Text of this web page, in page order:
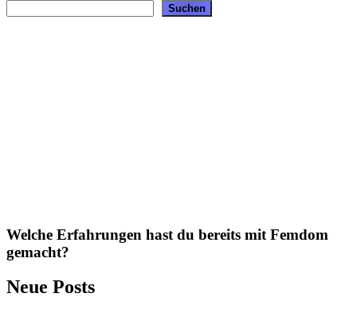
Suchen
Welche Erfahrungen hast du bereits mit Femdom
gemacht?
Neue Posts